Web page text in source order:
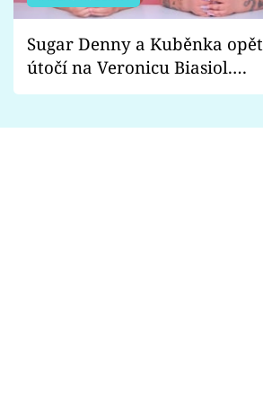
Sugar Denny a Kuběnka opět
útočí na Veronicu Biasiol.
Proč je podle nich falešná a